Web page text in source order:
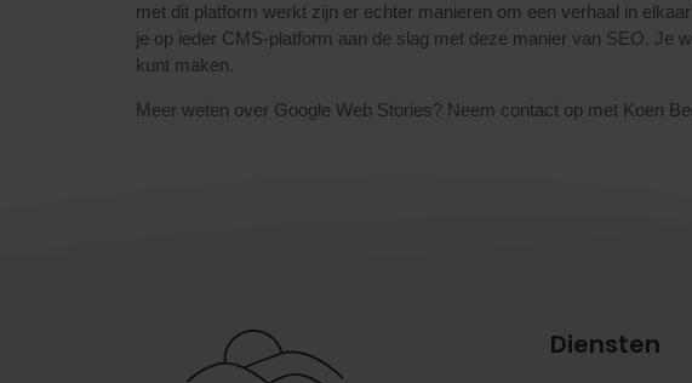
met dit platform werkt zijn er echter manieren om een verhaal in
je op ieder CMS-platform aan de slag met deze manier van SEO. Je
kunt maken.
Meer weten over Google Web Stories? Neem contact op met Koen
Diensten